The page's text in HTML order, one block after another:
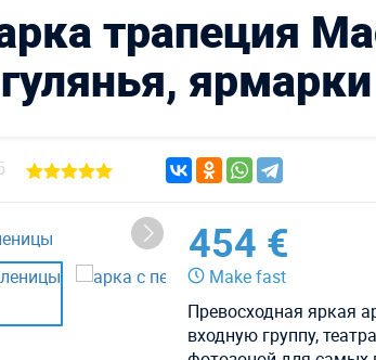
трапеция
454 €
Make fast
Превосходная яркая
входную группу,